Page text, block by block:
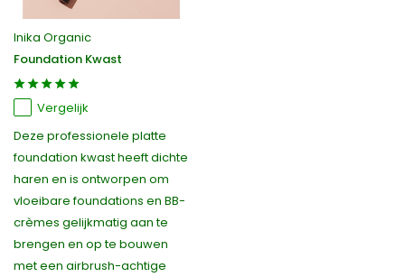
Inika Organic
Foundation Kwast
Vergelijk
Deze professionele platte
foundation kwast heeft dichte
haren en is ontworpen om
vloeibare foundations en BB-
crèmes gelijkmatig aan te
brengen en op te bouwen
met een airbrush-achtige